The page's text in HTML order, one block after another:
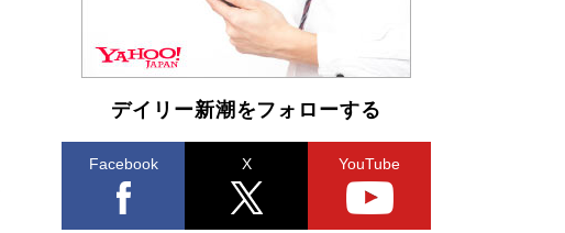
デイリー新潮をフォローする
Facebook X YouTube